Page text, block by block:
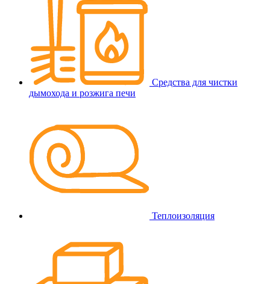
Средства для чистки
дымохода и розжига печи
Теплоизоляция